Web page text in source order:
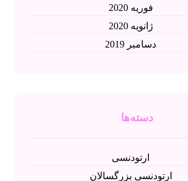
فوریه 2020
ژانویه 2020
دسامبر 2019
دسته‌ها
ارتودنسی
ارتودنسی بزرگسالان